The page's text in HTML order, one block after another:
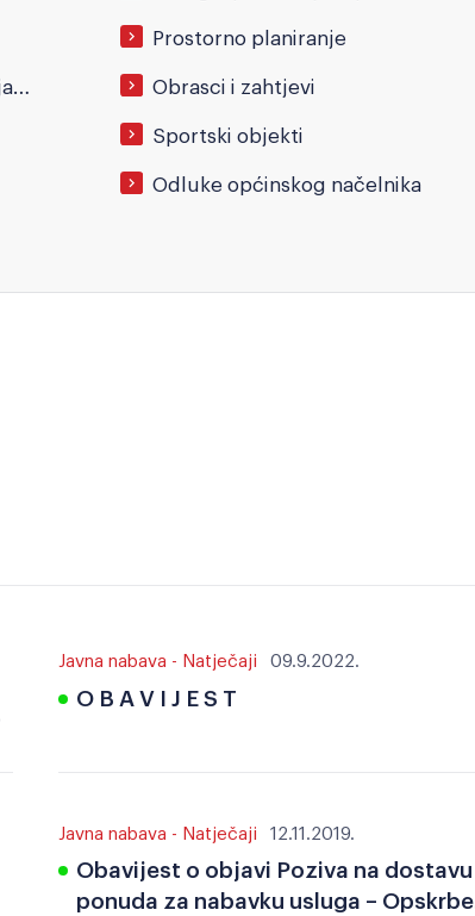
Pravo na pristup informacijama
Prostorno planiranje
Obrasci i zahtjevi
Sportski objekti
Odluke općinskog načelnika
Javna nabava - Natječaji 09.9.2022.
O B A V I J E S T
Javna nabava - Natječaji 12.11.2019.
Obavijest o objavi Poziva na dostavu
ponuda za nabavku usluga – Opskrbe